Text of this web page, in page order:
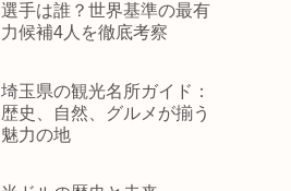
選手は誰？世界基準の最有
力候補4人を徹底考察
埼玉県の観光名所ガイド：
歴史、自然、グルメが揃う
魅力の地